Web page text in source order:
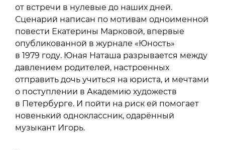
от встречи в нулевые до наших дней.
Сценарий написан по мотивам одноименной
повести Екатерины Марковой, впервые
опубликованной в журнале «Юность»
в 1979 году. Юная Наташа разрывается между
давлением родителей, настроенных
отправить дочь учиться на юриста, и мечтами
о поступлении в Академию художеств
в Петербурге. И пойти на риск ей помогает
новенький одноклассник, одарённый
музыкант Игорь.